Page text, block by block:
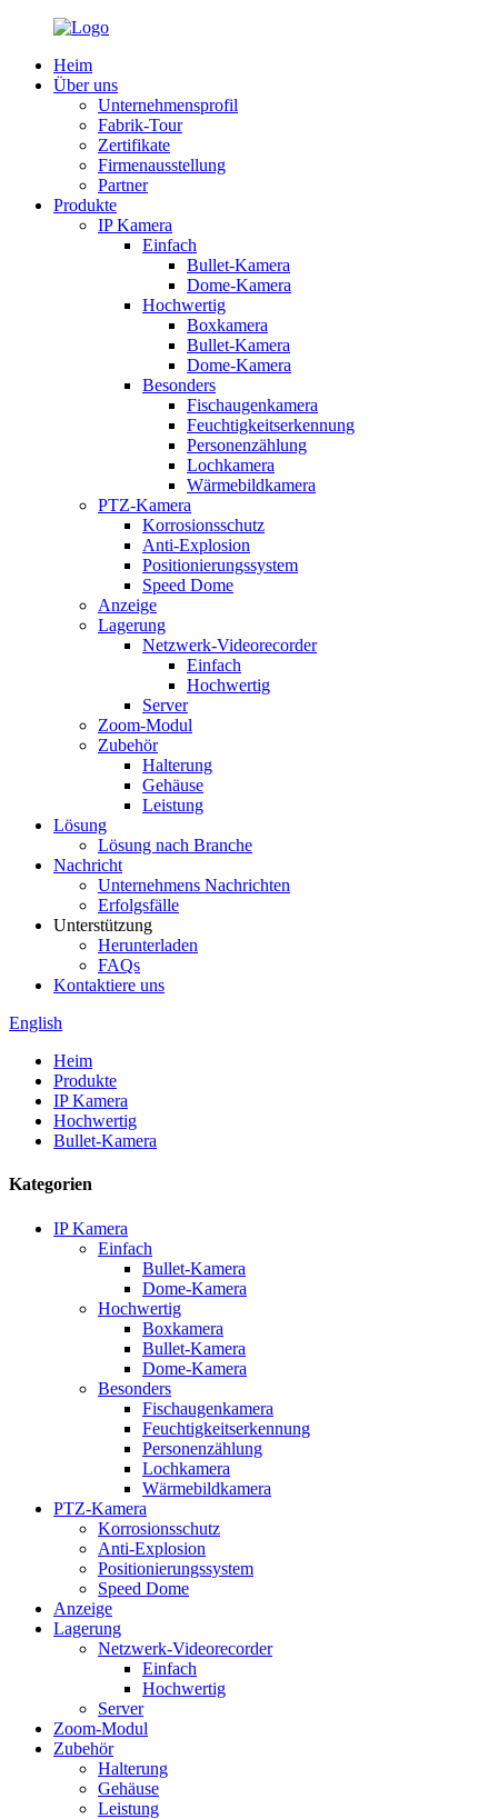
Heim
Über uns
Unternehmensprofil
Fabrik-Tour
Zertifikate
Firmenausstellung
Partner
Produkte
IP Kamera
Einfach
Bullet-Kamera
Dome-Kamera
Hochwertig
Boxkamera
Bullet-Kamera
Dome-Kamera
Besonders
Fischaugenkamera
Feuchtigkeitserkennung
Personenzählung
Lochkamera
Wärmebildkamera
PTZ-Kamera
Korrosionsschutz
Anti-Explosion
Positionierungssystem
Speed ​​Dome
Anzeige
Lagerung
Netzwerk-Videorecorder
Einfach
Hochwertig
Server
Zoom-Modul
Zubehör
Halterung
Gehäuse
Leistung
Lösung
Lösung nach Branche
Nachricht
Unternehmens Nachrichten
Erfolgsfälle
Unterstützung
Herunterladen
FAQs
Kontaktiere uns
English
Heim
Produkte
IP Kamera
Hochwertig
Bullet-Kamera
Kategorien
IP Kamera
Einfach
Bullet-Kamera
Dome-Kamera
Hochwertig
Boxkamera
Bullet-Kamera
Dome-Kamera
Besonders
Fischaugenkamera
Feuchtigkeitserkennung
Personenzählung
Lochkamera
Wärmebildkamera
PTZ-Kamera
Korrosionsschutz
Anti-Explosion
Positionierungssystem
Speed ​​Dome
Anzeige
Lagerung
Netzwerk-Videorecorder
Einfach
Hochwertig
Server
Zoom-Modul
Zubehör
Halterung
Gehäuse
Leistung